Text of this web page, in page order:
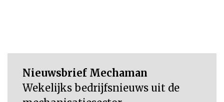
Nieuwsbrief Mechaman
Wekelijks bedrijfsnieuws uit de